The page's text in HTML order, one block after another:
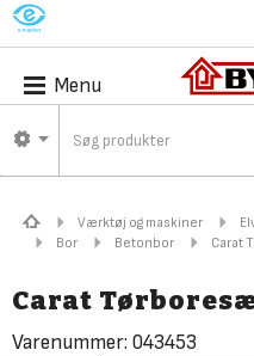
M
Menu
Værktøj og maskiner
Bor
Betonbor Carat
Carat
Varenummer: 043453